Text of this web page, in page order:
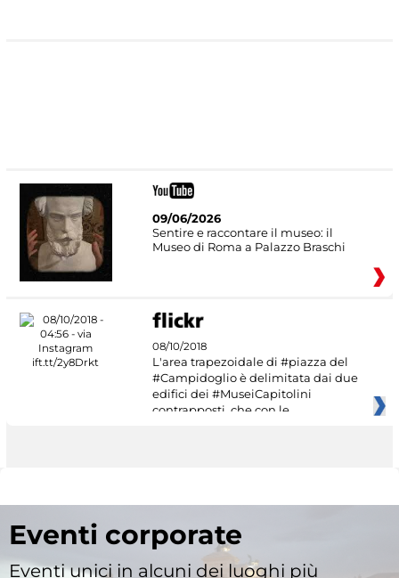
09/06/2026
Sentire e raccontare il museo: il
Museo di Roma a Palazzo Braschi
08/10/2018
L'area trapezoidale di #piazza del
#Campidoglio è delimitata dai due
edifici dei #MuseiCapitolini
contrapposti, che con le
Eventi corporate
Eventi unici in alcuni dei luoghi più